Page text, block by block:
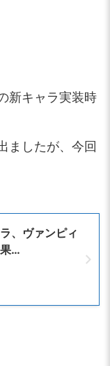
新キャラ実装時
ましたが、今回
、ヴァンピィ
…